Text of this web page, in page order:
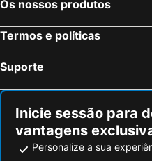
Os nossos produtos
Termos e políticas
Suporte
Inicie sessão para
vantagens
Personalize a sua